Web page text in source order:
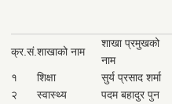
क्र.सं.शाखाको नाम
शाखा प्रमुखको
नाम
१ शिक्षा सुर्य प्रसाद शर्मा
२
स्वास्थ्य पदम बहादुर पुन